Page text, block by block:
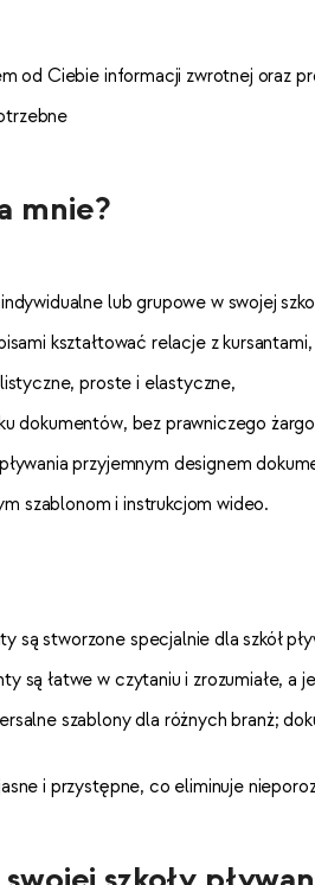
od Ciebie informacji zwrotnej oraz
mnie?
lub grupowe w swojej
kształtować relacje z kursantami,
proste i elastyczne,
dokumentów, bez prawniczego
przyjemnym designem
szablonom i instrukcjom wideo.
są stworzone specjalnie dla szkół
są łatwe w czytaniu i zrozumiałe,
szablony dla różnych branż;
i przystępne, co eliminuje